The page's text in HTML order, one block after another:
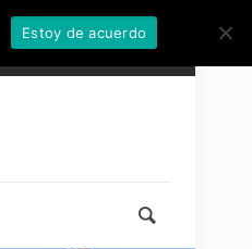
Estoy de acuerdo